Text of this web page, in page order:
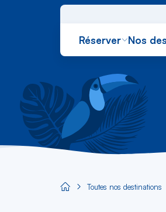
Réserver Nos
Aircaraibes.comToutes nos destinations